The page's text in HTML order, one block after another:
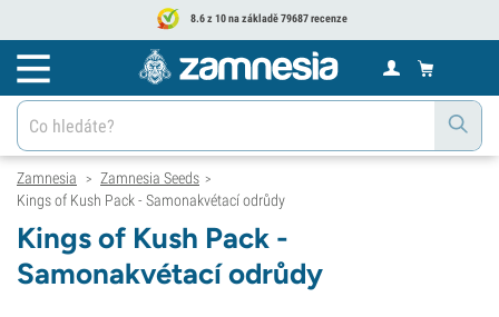
8.6 z 10 na základě 79687 recenze
Zamnesia > Zamnesia Seeds >
Kings of Kush Pack - Samonakvétací odrůdy
Kings of Kush Pack -
Samonakvétací odrůdy